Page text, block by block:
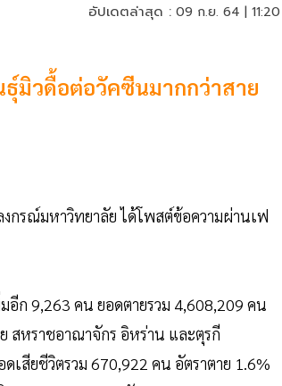
อัปเดตล่าสุด : 09 ก.ย. 64 |
มิวดื้อต่อวัคซีนมากกว่าสาย
กรณ์มหาวิทยาลัย ได้โพสต์ข้อความผ่านเฟ
ก 9,263 คน ยอดตายรวม 4,608,209 คน
สหราชอาณาจักร อิหร่าน และตุรกี
เสียชีวิตรวม 670,922 คน อัตราตาย 1.6%